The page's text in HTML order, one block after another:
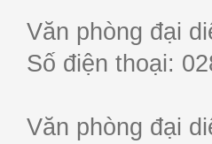
Văn phòng đại
Số điện thoại:
Văn phòng đại